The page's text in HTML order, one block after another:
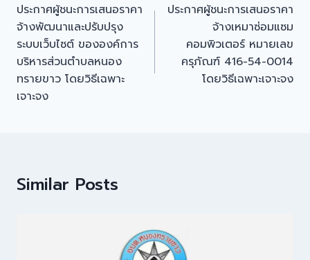
ประกาศผู้ชนะการเสนอราคา
จ้างพัฒนาและปรับปรุง
ระบบเว็บไซต์ ขององค์การ
บริหารส่วนตำบลหนอง
ทรายขาว โดยวิธีเฉพาะ
เจาะจง
ประกาศผู้ชนะการเสนอราคา
จ้างเหมาซ่อมแซม
คอมพิวเตอร์ หมายเลข
ครุภัณฑ์ 416-54-0014
โดยวิธีเฉพาะเจาะจง
Similar Posts